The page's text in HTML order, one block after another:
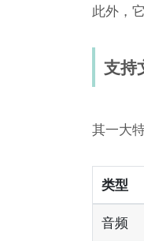
此外，
支持
其一大
类型
音频